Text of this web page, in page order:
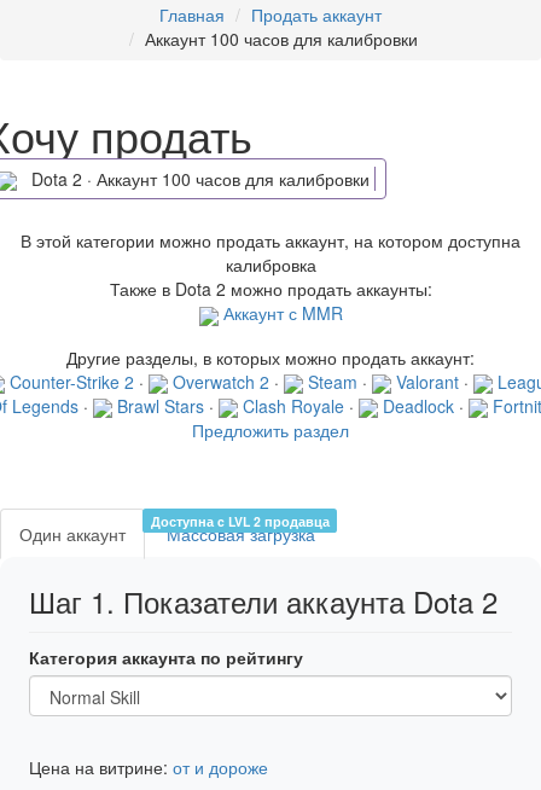
Главная
Продать аккаунт
Аккаунт 100 часов для калибровки
продать
Dota 2 · Аккаунт 100 часов для калибровки
В этой категории можно продать аккаунт, на котором доступна
калибровка
Также в Dota 2 можно продать аккаунты:
Аккаунт с MMR
Другие разделы, в которых можно продать аккаунт:
Counter-Strike 2 · Overwatch 2 · Steam · Valorant ·
Legends · Brawl Stars · Clash Royale · Deadlock ·
Предложить раздел
Один аккаунт Массовая загрузка
Доступна c LVL 2 продавца
Шаг 1. Показатели аккаунта Dota 2
Категория аккаунта по рейтингу
Цена на витрине: от и дороже